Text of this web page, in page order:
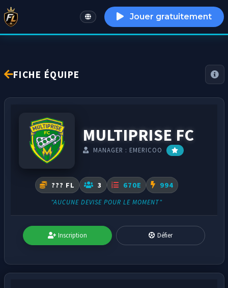
English Jouer gratuitement
FICHE ÉQUIPE
MULTIPRISE FC
MANAGER : EMERICOO
??? FL 3 670E 994
"AUCUNE DEVISE POUR LE MOMENT"
Inscription Défier